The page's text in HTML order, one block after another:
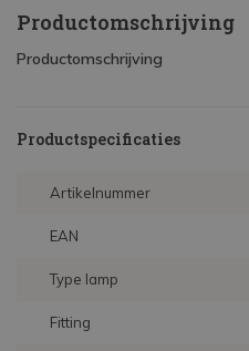
Productomschrijving
Productomschrijving
Productspecificaties
Artikelnummer
EAN
Type lamp
Fitting